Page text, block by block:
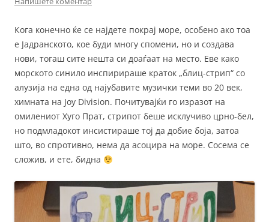
Кога конечно ќе се најдете покрај море, особено ако тоа
е Јадранското, кое буди многу спомени, но и создава
нови, тогаш сите нешта си доаѓаат на место. Еве како
морското синило инспирираше краток „блиц-стрип“ со
алузија на една од најубавите музички теми во 20 век,
химната на Joy Division. Почитувајќи го изразот на
омилениот Хуго Прат, стрипот беше исклучиво црно-бел,
но подмладокот инсистираше тој да добие боја, затоа
што, во спротивно, нема да асоцира на море. Сосема се
сложив, и ете, бидна